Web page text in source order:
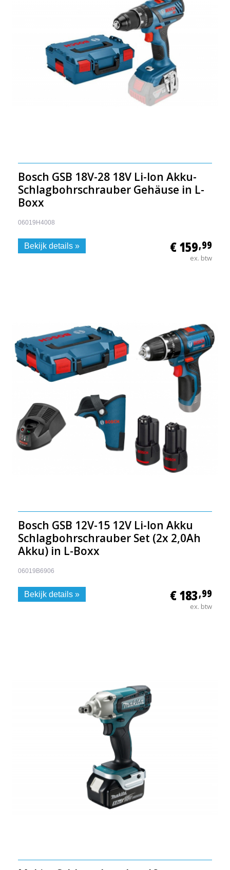
Bosch GSB 18V-28 18V Li-Ion Akku-
Schlagbohrschrauber Gehäuse in L-
Boxx
06019H4008
€ 159,99
ex. btw
Bekijk details »
Bosch GSB 12V-15 12V Li-Ion Akku
Schlagbohrschrauber Set (2x 2,0Ah
Akku) in L-Boxx
06019B6906
€ 183,99
ex. btw
Bekijk details »